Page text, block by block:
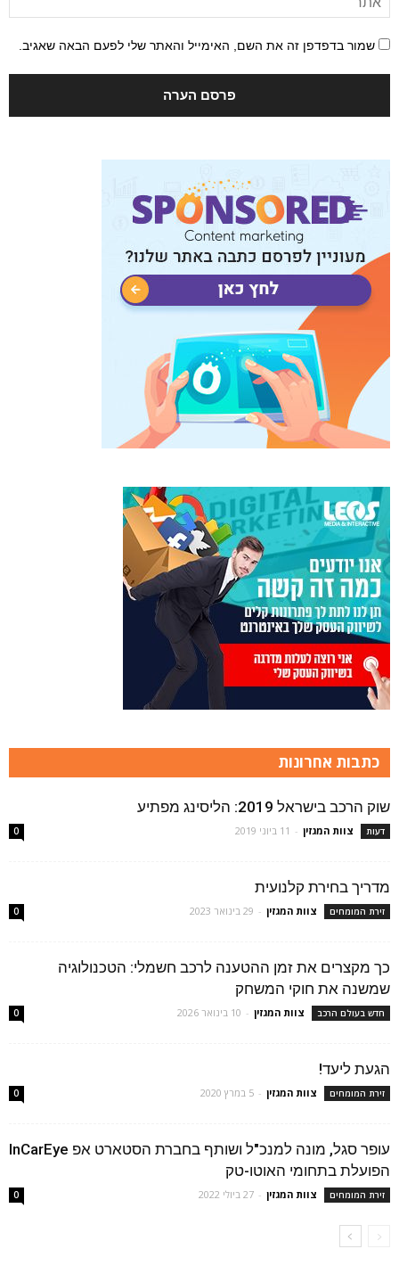
שמור בדפדפן זה את השם, האימייל והאתר שלי לפעם הבאה שאגיב.
כתבות אחרונות
שוק הרכב בישראל 2019: הליסינג מפתיע
דעות צוות המגזין - 11 ביוני 2019 0
מדריך בחירת קלנועית
זירת המומחים צוות המגזין - 29 בינואר 2023 0
כך מקצרים את זמן ההטענה לרכב חשמלי: הטכנולוגיה
שמשנה את חוקי המשחק
חדש בעולם הרכב צוות המגזין - 10 בינואר 2026 0
הגעת ליעד!
זירת המומחים צוות המגזין - 5 במרץ 2020 0
עופר סגל, מונה למנכ"ל ושותף בחברת הסטארט אפ InCarEye
הפועלת בתחומי האוטו-טק
זירת המומחים צוות המגזין - 27 ביולי 2022 0